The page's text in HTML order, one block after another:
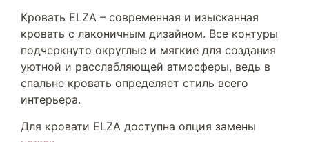
Кровать ELZA – современная и изысканная
кровать с лаконичным дизайном. Все контуры
подчеркнуто округлые и мягкие для создания
уютной и расслабляющей атмосферы, ведь в
спальне кровать определяет стиль всего
интерьера.
Для кровати ELZA доступна опция замены